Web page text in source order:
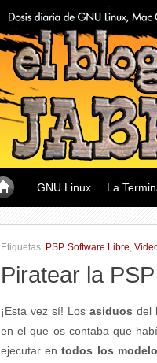
GNU Linux La
Etiquetas: PSP, Software Libre,
Piratear la
¡Esta vez sí! Los asiduos del
en el que os contaba que
ejecutar entodos los